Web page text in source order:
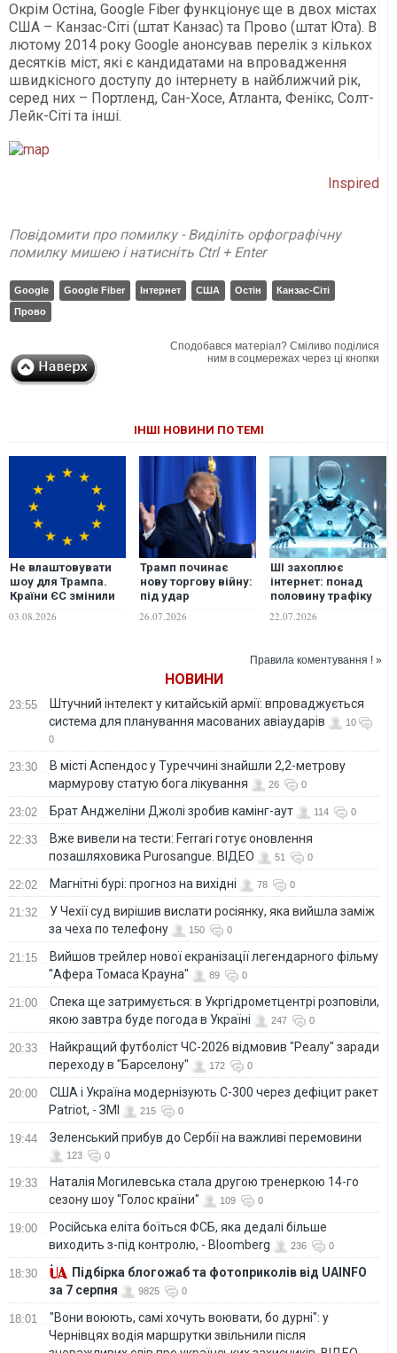
Окрім Остіна, Google Fiber функціонує ще в двох містах
США – Канзас-Сіті (штат Канзас) та Прово (штат Юта). В
лютому 2014 року Google анонсував перелік з кількох
десятків міст, які є кандидатами на впровадження
швидкісного доступу до інтернету в найближчий рік,
серед них – Портленд, Сан-Хосе, Атланта, Фенікс, Солт-
Лейк-Сіті та інші.
Inspired
Повідомити про помилку - Виділіть орфографічну
помилку мишею і натисніть Ctrl + Enter
Google Google Fiber Інтернет США Остін
Канзас-Сіті
Прово
Сподобався матеріал? Сміливо поділися
ним в соцмережах через ці кнопки
ІНШІ НОВИНИ ПО ТЕМІ
Не влаштовувати
шоу для Трампа.
Країни ЄС змінили
на нові митні
03.08.2026
Трамп починає
нову торгову війну:
під удар
найближчі
26.07.2026
ШІ захоплює
інтернет: понад
половину трафіку
люди, —
22.07.2026
Правила коментування ! »
НОВИНИ
23:55
Штучний інтелект у китайській армії: впроваджується
система для планування масованих авіаударів
10
0
23:30
В місті Аспендос у Туреччині знайшли 2,2-метрову
мармурову статую бога лікування
26 0
23:02 Брат Анджеліни Джолі зробив камінг-аут 114 0
22:33
Вже вивели на тести: Ferrari готує оновлення
позашляховика Purosangue. ВІДЕО
51 0
22:02 Магнітні бурі: прогноз на вихідні 78 0
21:32
У Чехії суд вирішив вислати росіянку, яка вийшла заміж
за чеха по телефону
150 0
21:15
Вийшов трейлер нової екранізації легендарного фільму
"Афера Томаса Крауна"
89 0
21:00
Спека ще затримується: в Укргідрометцентрі розповіли,
якою завтра буде погода в Україні
247 0
20:33
Найкращий футболіст ЧС-2026 відмовив "Реалу" заради
переходу в "Барселону"
172 0
20:00
США і Україна модернізують С-300 через дефіцит ракет
Patriot, - ЗМІ
215 0
19:44 Зеленський прибув до Сербії на важливі перемовини
123 0
19:33
Наталія Могилевська стала другою тренеркою 14-го
сезону шоу "Голос країни"
109 0
19:00
Російська еліта боїться ФСБ, яка дедалі більше
виходить з-під контролю, - Bloomberg
236 0
18:30
Підбірка блогожаб та фотоприколів від UAINFO
за 7 серпня
9825 0
18:01
"Вони воюють, самі хочуть воювати, бо дурні": у
Чернівцях водія маршрутки звільнили після